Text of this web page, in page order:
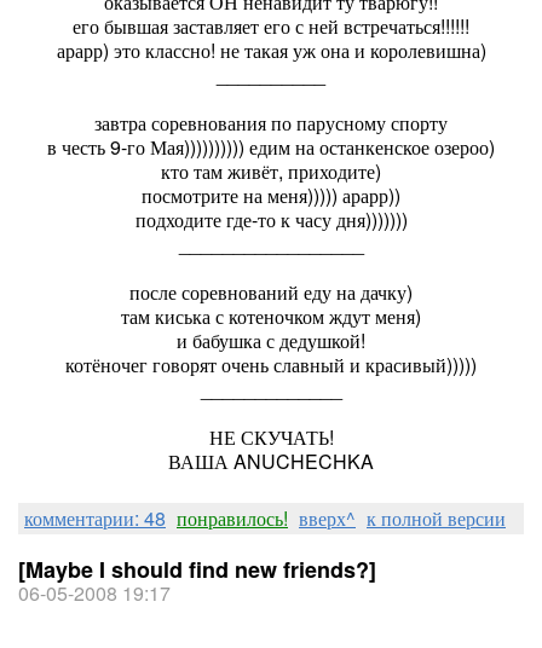
его бывшая заставляет его с ней встречаться!!!!!!
арарр) это классно! не такая уж она и королевишна)
завтра соревнования по парусному спорту
в честь 9-го Мая)))))))))) едим на останкенское озероо)
кто там живёт, приходите)
посмотрите на меня))))) арарр))
подходите где-то к часу дня)))))))
после соревнований еду на дачку)
там киська с котеночком ждут меня)
и бабушка с дедушкой!
котёночег говорят очень славный и красивый)))))
НЕ СКУЧАТЬ!
ВАША ANUCHECHKA
комментарии: 48 понравилось! вверх^ к полной версии
[Maybe I should find new friends?]
06-05-2008 19:17